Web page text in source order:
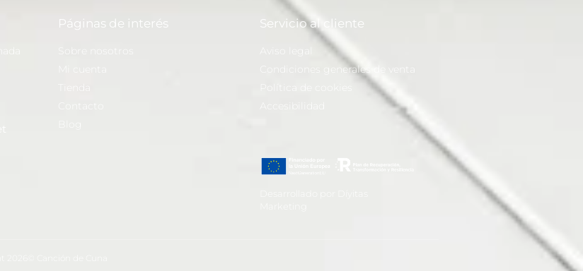
Páginas de interés Servicio al cliente
Aviso legal
Condiciones generales de venta